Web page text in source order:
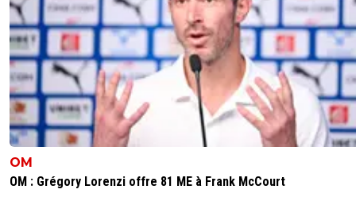
OM
OM : Grégory Lorenzi offre 81 ME à Frank McCourt